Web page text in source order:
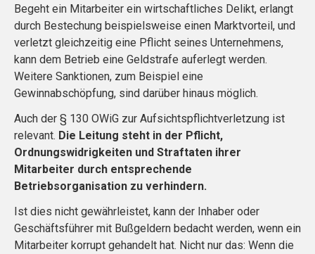
Begeht ein Mitarbeiter ein wirtschaftliches Delikt, erlangt
durch Bestechung beispielsweise einen Marktvorteil, und
verletzt gleichzeitig eine Pflicht seines Unternehmens,
kann dem Betrieb eine Geldstrafe auferlegt werden.
Weitere Sanktionen, zum Beispiel eine
Gewinnabschöpfung, sind darüber hinaus möglich.
Auch der § 130 OWiG zur Aufsichtspflichtverletzung ist
relevant. Die Leitung steht in der Pflicht,
Ordnungswidrigkeiten und Straftaten ihrer
Mitarbeiter durch entsprechende
Betriebsorganisation zu verhindern.
Ist dies nicht gewährleistet, kann der Inhaber oder
Geschäftsführer mit Bußgeldern bedacht werden, wenn ein
Mitarbeiter korrupt gehandelt hat. Nicht nur das: Wenn die